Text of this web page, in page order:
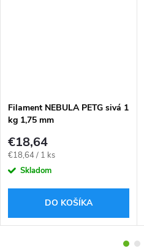
Filament NEBULA PETG sivá 1
kg 1,75 mm
€18,64
Jednotková
cena:
€18,64 / 1 ks
Skladom
DO KOŠÍKA